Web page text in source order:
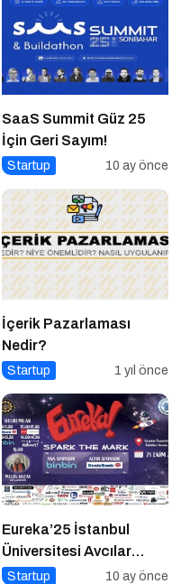
SaaS Summit Güz 25
İçin Geri Sayım!
Startup 10 ay önce
İçerik Pazarlaması
Nedir?
Startup 1 yıl önce
Eureka’25 İstanbul
Üniversitesi Avcılar
Kampüsü İşletme
Startup 10 ay önce